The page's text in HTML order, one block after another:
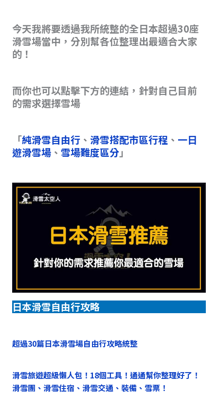
今天我將要透過我所統整的全日本超過30座
滑雪場當中，分別幫各位整理出最適合大家
的！
而你也可以點擊下方的連結，針對自己目前
的需求選擇雪場
「純滑雪自由行、 滑雪搭配市區行程、 一日
遊滑雪場、 雪場難度區分」
日本滑雪自由行攻略
超過30篇日本滑雪場自由行攻略統整
滑雪旅遊超級懶人包！18個工具！通通幫你整理好了！
滑雪團、滑雪住宿、滑雪交通、裝備、雪票！